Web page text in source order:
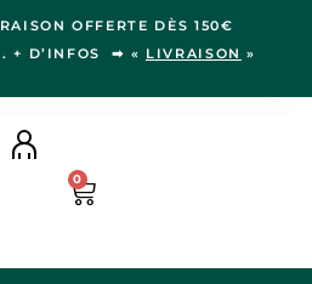
OFFERTE DÈS 150€
+ D’INFOS ➡ « LIVRAISON »
0